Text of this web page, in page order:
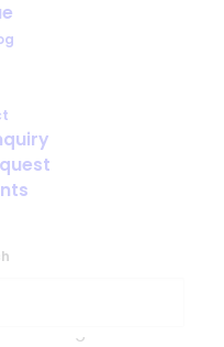
bei Menschen
hilfreiche Yoga-